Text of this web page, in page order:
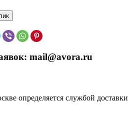
mail@avora.ru
определяется службой доставки